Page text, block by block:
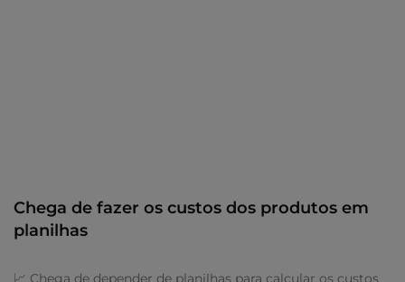
Chega de fazer os custos dos produtos em
planilhas
📈 Chega de depender de planilhas para calcular os custos